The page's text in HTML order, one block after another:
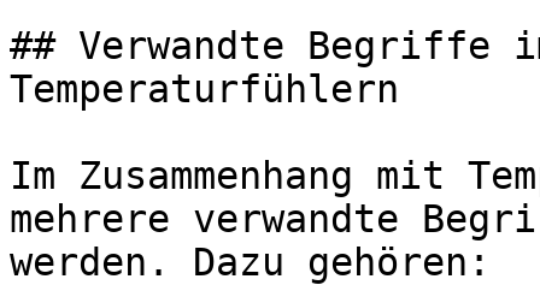
## Verwandte Begriffe
Temperaturfühlern
Im Zusammenhang mit
mehrere verwandte
werden. Dazu gehören: